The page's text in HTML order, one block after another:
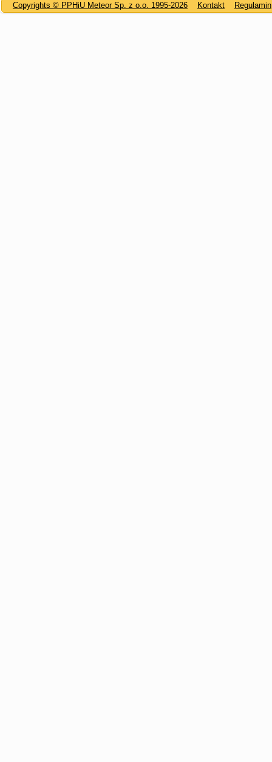
Copyrights © PPHiU Meteor Sp. z o.o. 1995-2026 Kontakt Regulamin